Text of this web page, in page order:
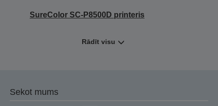
SureColor SC-P8500D printeris
Rādīt visu
Sekot mums